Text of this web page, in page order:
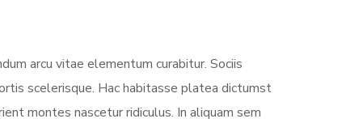
arcu vitae elementum curabitur. Sociis
scelerisque. Hac habitasse platea dictumst
montes nascetur ridiculus. In aliquam sem